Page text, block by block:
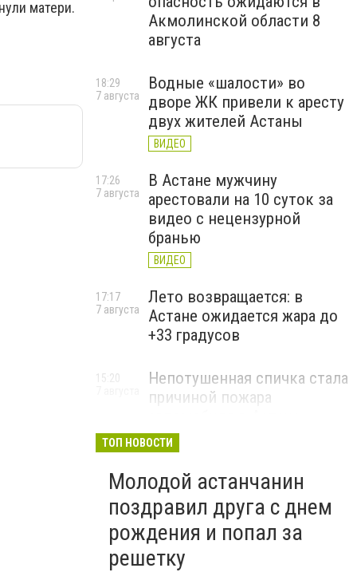
матери.
Акмолинской области 8
августа
Водные «шалости» во
дворе ЖК привели к аресту
двух жителей Астаны
ВИДЕО
18:29
7 августа
В Астане мужчину
арестовали на 10 суток за
видео с нецензурной
бранью
ВИДЕО
17:26
7 августа
Лето возвращается: в
Астане ожидается жара до
+33 градусов
17:17
7 августа
Непотушенная спичка стала
причиной пожара
15:20
ТОП НОВОСТИ
Молодой астанчанин
поздравил друга с днем
рождения и попал за
решетку